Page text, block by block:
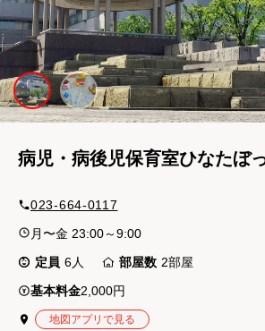
病児・病後児保育室ひなたぼ
023-664-0117
月〜金 23:00～9:00
定員 6人 部屋数 2部屋
基本料金2,000円
地図アプリで見る